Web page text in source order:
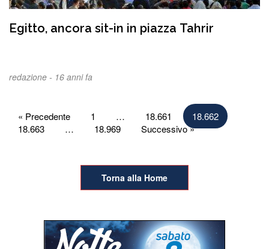
Egitto, ancora sit-in in piazza Tahrir
redazione - 16 anni fa
Paginazione
degli
« Precedente 1 … 18.661
18.662
18.663
… 18.969 Successivo »
Torna alla Home